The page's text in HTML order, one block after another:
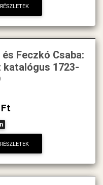
RÉSZLETEK
Feczkó Csaba:
katalógus 1723-
RÉSZLETEK